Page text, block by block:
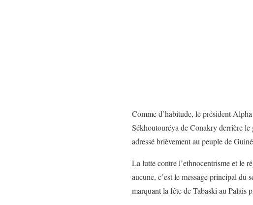
Comme d’habitude, le président
Sékhoutouréya de Conakry derrière le
adressé brièvement au peuple de
La lutte contre l’ethnocentrisme et le
aucune, c’est le message principal
marquant la fête de Tabaski au Palais